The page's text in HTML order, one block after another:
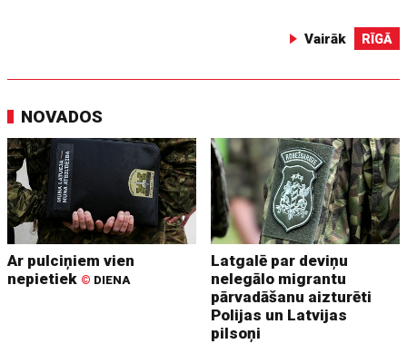
Vairāk RĪGĀ
NOVADOS
Ar pulciņiem vien
nepietiek © DIENA
Latgalē par deviņu
nelegālo migrantu
pārvadāšanu aizturēti
Polijas un Latvijas
pilsoņi